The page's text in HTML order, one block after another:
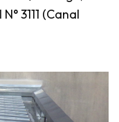
3111 (Canal